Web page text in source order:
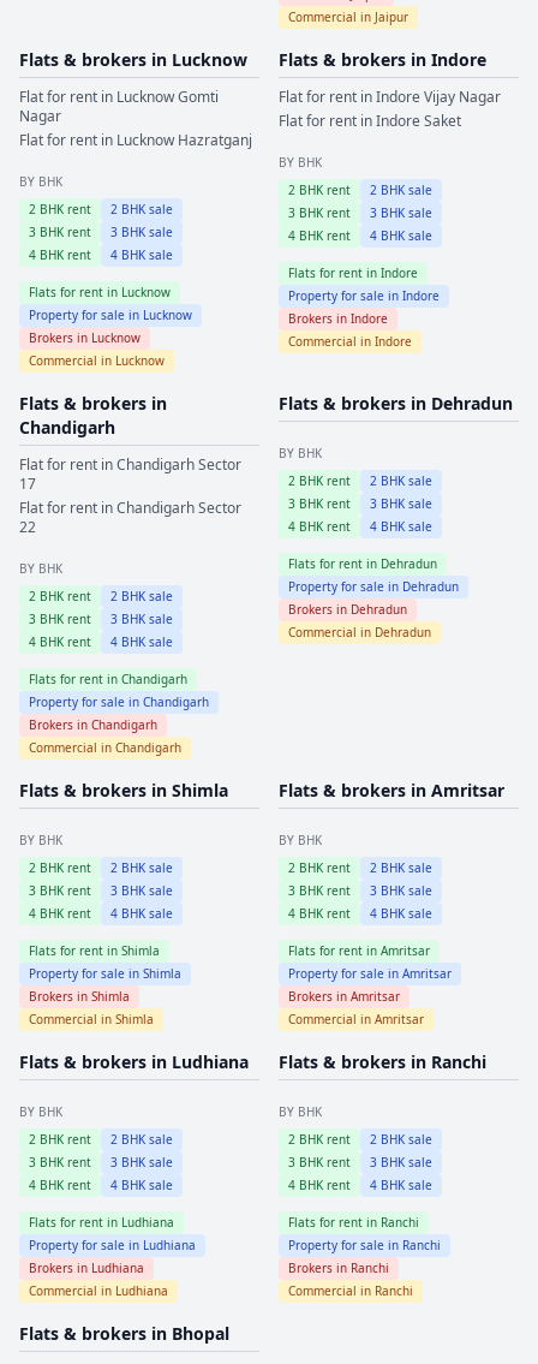
Commercial in Jaipur
Flats & brokers in Lucknow
Flat for rent in LucknowGomti
Nagar
Flat for rent in Lucknow Hazratganj
BY BHK
2 BHK rent 2 BHK sale
3 BHK rent 3 BHK sale
4 BHK rent 4 BHK sale
Flats for rent in Lucknow
Property for sale in Lucknow
Brokers in Lucknow
Commercial in Lucknow
Flats & brokers in Indore
Flat for rent inIndoreVijay Nagar
Flat for rent inIndoreSaket
BY BHK
2 BHK rent 2 BHK sale
3 BHK rent 3 BHK sale
4 BHK rent 4 BHK sale
Flats for rent in Indore
Property for sale in Indore
Brokers in Indore
Commercial in Indore
Flats & brokers in
Chandigarh
Flat for rent inChandigarhSector
17
Flat for rent inChandigarhSector
22
BY BHK
2 BHK rent 2 BHK sale
3 BHK rent 3 BHK sale
4 BHK rent 4 BHK sale
Flats for rent in Chandigarh
Property for sale in Chandigarh
Brokers in Chandigarh
Commercial in Chandigarh
Flats & brokers in Dehradun
BY BHK
2 BHK rent 2 BHK sale
3 BHK rent 3 BHK sale
4 BHK rent 4 BHK sale
Flats for rent in Dehradun
Property for sale in Dehradun
Brokers in Dehradun
Commercial in Dehradun
Flats & brokers in Shimla
BY BHK
2 BHK rent 2 BHK sale
3 BHK rent 3 BHK sale
4 BHK rent 4 BHK sale
Flats for rent in Shimla
Property for sale in Shimla
Brokers in Shimla
Commercial in Shimla
Flats & brokers in Amritsar
BY BHK
2 BHK rent 2 BHK sale
3 BHK rent 3 BHK sale
4 BHK rent 4 BHK sale
Flats for rent in Amritsar
Property for sale in Amritsar
Brokers in Amritsar
Commercial in Amritsar
Flats & brokers in Ludhiana
BY BHK
2 BHK rent 2 BHK sale
3 BHK rent 3 BHK sale
4 BHK rent 4 BHK sale
Flats for rent in Ludhiana
Property for sale in Ludhiana
Brokers in Ludhiana
Commercial in Ludhiana
Flats & brokers in Ranchi
BY BHK
2 BHK rent 2 BHK sale
3 BHK rent 3 BHK sale
4 BHK rent 4 BHK sale
Flats for rent in Ranchi
Property for sale in Ranchi
Brokers in Ranchi
Commercial in Ranchi
Flats & brokers in Bhopal